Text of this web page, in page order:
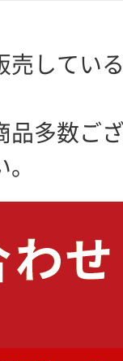
売してい
品多数ご